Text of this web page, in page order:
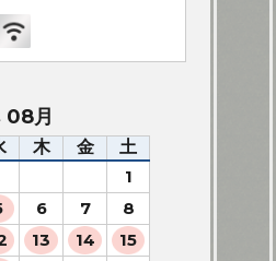
08月
木 金 土
1
6 7
8
13 14
15